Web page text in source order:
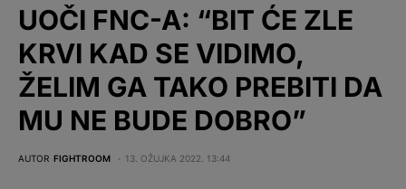
UOČI FNC-A: “BIT ĆE ZLE
KRVI KAD SE VIDIMO,
ŽELIM GA TAKO PREBITI DA
MU NE BUDE DOBRO”
AUTOR FIGHTROOM 13. OŽUJKA 2022. 13:44